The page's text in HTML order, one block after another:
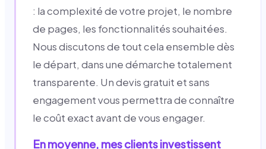
: la complexité de votre projet, le nombre
de pages, les fonctionnalités souhaitées.
Nous discutons de tout cela ensemble dès
le départ, dans une démarche totalement
transparente. Un devis gratuit et sans
engagement vous permettra de connaître
le coût exact avant de vous engager.
En moyenne, mes clients investissent